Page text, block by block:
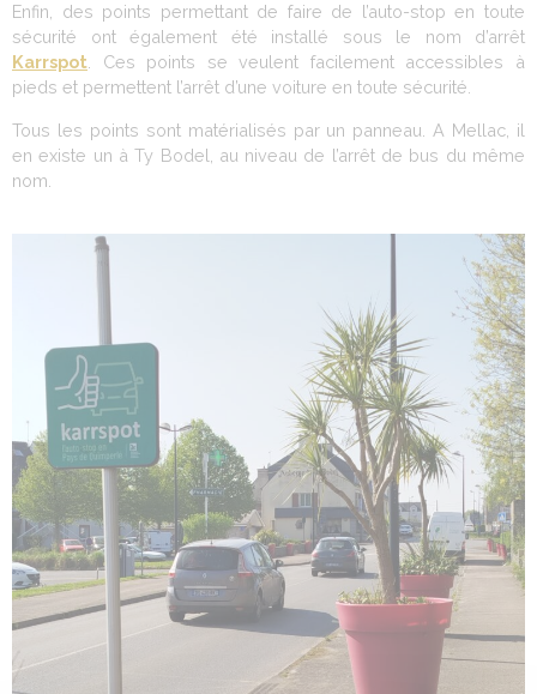
Enfin, des points permettant de faire de l’auto-stop en toute
sécurité ont également été installé sous le nom d’arrêt
Karrspot . Ces points se veulent facilement accessibles à
pieds et permettent l’arrêt d’une voiture en toute sécurité.
Tous les points sont matérialisés par un panneau. A Mellac, il
en existe un à Ty Bodel, au niveau de l’arrêt de bus du même
nom.